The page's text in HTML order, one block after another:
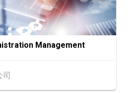
- 15.08.2026
医药及健康产品会议 2026 (香港
)
- 17.08.2026
Management
司